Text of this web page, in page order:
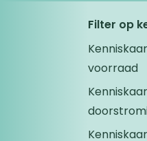
Filter op
voorraad